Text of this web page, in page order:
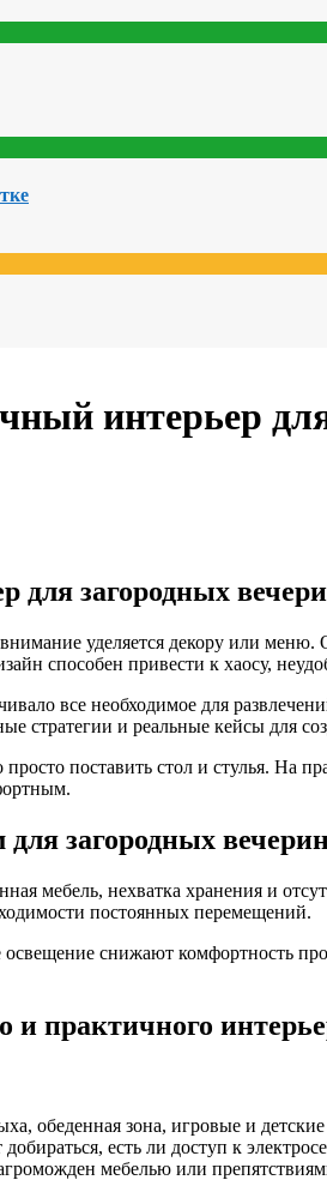
интерьер
для загородных
уделяется декору или
способен привести к хаосу,
все необходимое для
стратегии и реальные кейсы для
поставить стол и стулья. На
загородных
мебель, нехватка хранения и
постоянных перемещений.
снижают комфортность
и практичного
обеденная зона, игровые и
есть ли доступ к
мебелью или